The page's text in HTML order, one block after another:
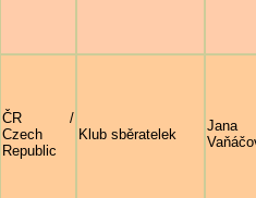
ČR /
Czech
Republic
Klub sběratelek
Jana